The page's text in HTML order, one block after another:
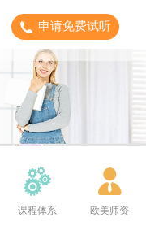
申请免费试听
课程体系 欧美师资